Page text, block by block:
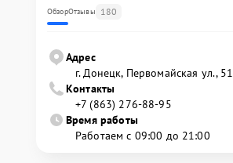
ОбзорОтзывы 180
Адрес
г. Донецк, Первомайская ул., 51
Контакты
+7 (863) 276-88-95
Время работы
Работаем с 09:00 до 21:00